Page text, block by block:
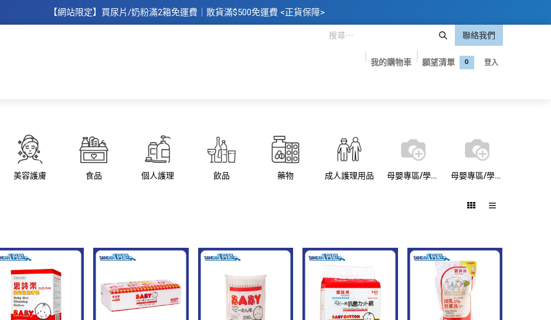
【網站限定】 買尿片/奶粉滿2箱免運費｜散​貨滿$500免運費 <正貨保障>
聯絡我們
我的購物車 0
願望清單 登入
美容護膚 食品 個人護理 飲品 藥物 成人護理用品 母嬰專區/學習褲 母嬰專區/學習褲/Pampers